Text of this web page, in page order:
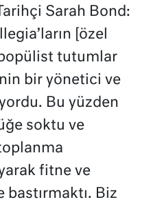
Sarah Bond:
[özel
tutumlar
bir yönetici ve
Bu yüzden
soktu ve
fitne ve
Biz